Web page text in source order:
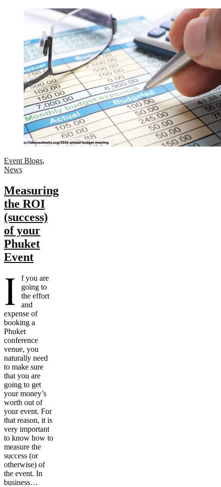
Event Blogs,
News
Measuring
the ROI
(success)
of your
Phuket
Event
I
f you are
going to
the effort
and
expense of
booking a
Phuket
conference
venue, you
naturally need
to make sure
that you are
going to get
your money’s
worth out of
your event. For
that reason, it is
very important
to know how to
measure the
success (or
otherwise) of
the event. In
business…